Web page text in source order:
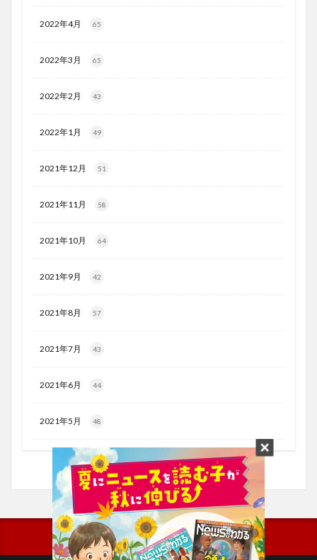
2022年4月 65
2022年3月 65
2022年2月 43
2022年1月 49
2021年12月 51
2021年11月 58
2021年10月 64
2021年9月 42
2021年8月 57
2021年7月 43
2021年6月 44
2021年5月 48